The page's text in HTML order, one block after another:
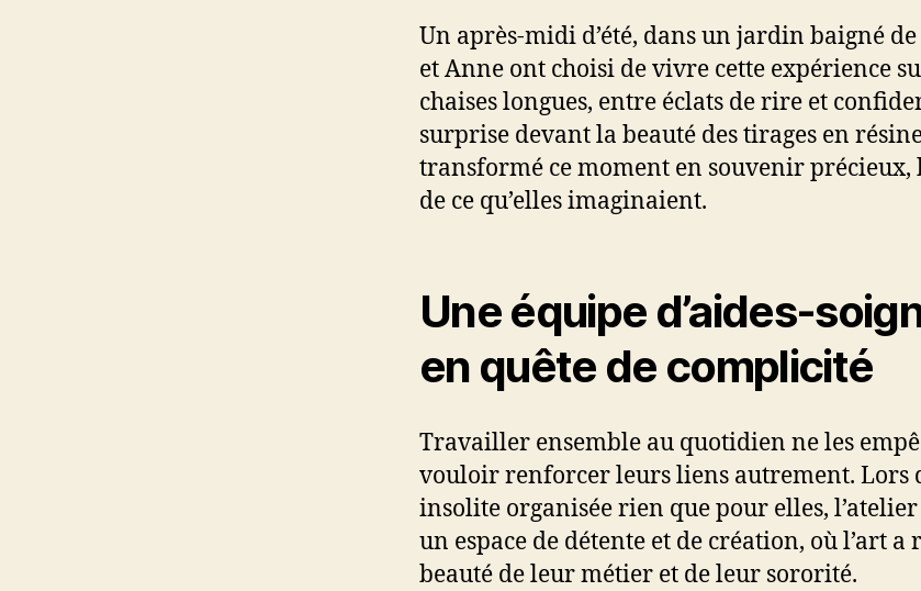
Un après-midi d’été, dans un jardin baigné
et Anne ont choisi de vivre cette expérience
chaises longues, entre éclats de rire et
surprise devant la beauté des tirages en
transformé ce moment en souvenir précieux,
de ce qu’elles imaginaient.
Une équipe d’aides-
en quête de complicité
Travailler ensemble au quotidien ne les
vouloir renforcer leurs liens autrement. Lors
insolite organisée rien que pour elles,
un espace de détente et de création, où l’art a
beauté de leur métier et de leur sororité.